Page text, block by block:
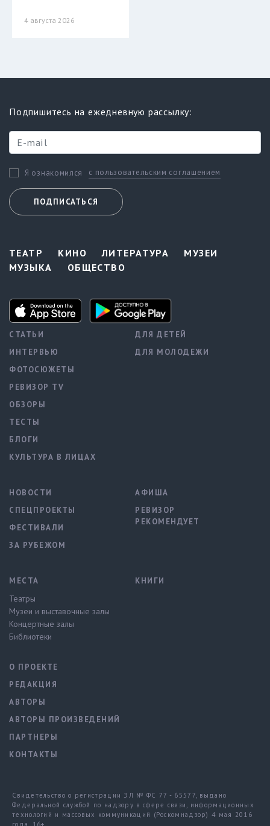
4 августа 2026
Подпишитесь на ежедневную рассылку:
Я ознакомился с пользовательским соглашением
ПОДПИСАТЬСЯ
ТЕАТР КИНО ЛИТЕРАТУРА
МУЗЕИ
МУЗЫКА
ОБЩЕСТВО
СТАТЬИ
ИНТЕРВЬЮ
ФОТОСЮЖЕТЫ
РЕВИЗОР TV
ОБЗОРЫ
ТЕСТЫ
БЛОГИ
КУЛЬТУРА В ЛИЦАХ
ДЛЯ ДЕТЕЙ
ДЛЯ МОЛОДЕЖИ
НОВОСТИ
СПЕЦПРОЕКТЫ
ФЕСТИВАЛИ
ЗА РУБЕЖОМ
АФИША
РЕВИЗОР
РЕКОМЕНДУЕТ
МЕСТА
Театры
Музеи и выставочные залы
Концертные залы
Библиотеки
КНИГИ
О ПРОЕКТЕ
РЕДАКЦИЯ
АВТОРЫ
АВТОРЫ ПРОИЗВЕДЕНИЙ
ПАРТНЕРЫ
КОНТАКТЫ
Свидетельство о регистрации ЭЛ № ФС 77 - 65577, выдано
Федеральной службой по надзору в сфере связи, информационных
технологий и массовых коммуникаций (Роскомнадзор) 4 мая 2016